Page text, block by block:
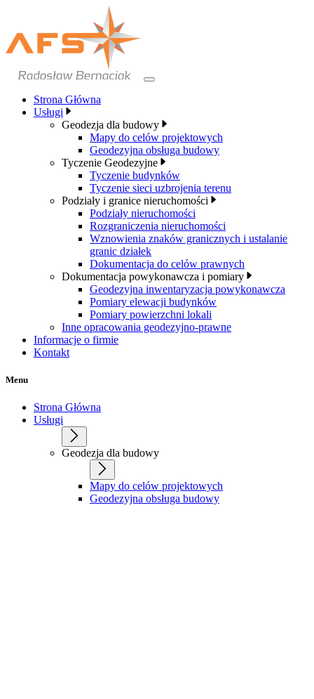
treści
Strona Główna
Usługi
Geodezja dla budowy
Mapy do celów projektowych
Geodezyjna obsługa budowy
Tyczenie Geodezyjne
Tyczenie budynków
Tyczenie sieci uzbrojenia terenu
Podziały i granice nieruchomości
Podziały nieruchomości
Rozgraniczenia nieruchomości
Wznowienia znaków granicznych i ustalanie
granic działek
Dokumentacja do celów prawnych
Dokumentacja powykonawcza i pomiary
Geodezyjna inwentaryzacja powykonawcza
Pomiary elewacji budynków
Pomiary powierzchni lokali
Inne opracowania geodezyjno-prawne
Informacje o firmie
Kontakt
Menu
Strona Główna
Usługi
Geodezja dla budowy
Mapy do celów projektowych
Geodezyjna obsługa budowy